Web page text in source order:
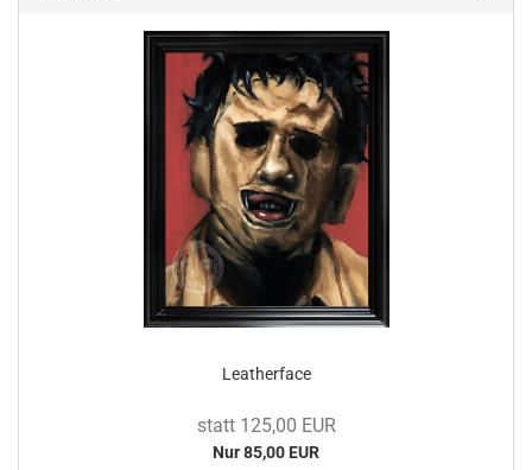
Leatherface
statt 125,00 EUR
Nur 85,00 EUR